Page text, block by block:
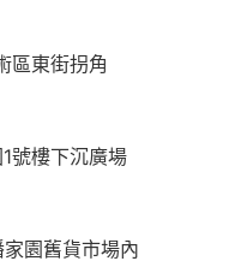
區東街拐角
號樓下沉廣場
園舊貨市場內